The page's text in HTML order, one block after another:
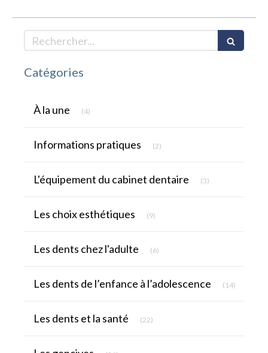
Rechercher
Catégories
À la une (4)
Informations pratiques (2)
L'équipement du cabinet dentaire (3)
Les choix esthétiques (9)
Les dents chez l'adulte (6)
Les dents de l’enfance à l’adolescence (14)
Les dents et la santé (22)